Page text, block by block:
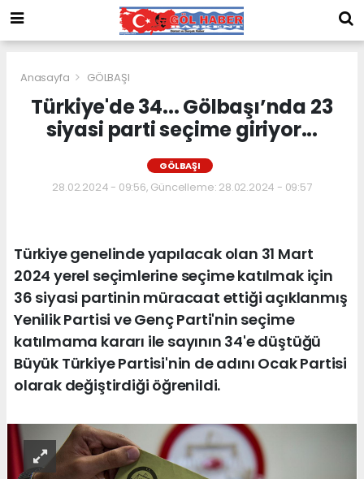
Anasayfa GÖLBAŞI
Türkiye'de 34... Gölbaşı’nda 23
siyasi parti seçime giriyor...
GÖLBAŞI
28.02.2024 - 09:56, Güncelleme: 28.02.2024 - 09:57
Türkiye genelinde yapılacak olan 31 Mart
2024 yerel seçimlerine seçime katılmak için
36 siyasi partinin müracaat ettiği açıklanmış
Yenilik Partisi ve Genç Parti'nin seçime
katılmama kararı ile sayının 34'e düştüğü
Büyük Türkiye Partisi'nin de adını Ocak Partisi
olarak değiştirdiği öğrenildi.